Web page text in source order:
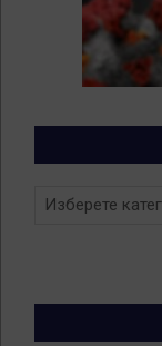
Categories